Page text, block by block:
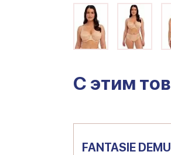
C этим
FANTASIE